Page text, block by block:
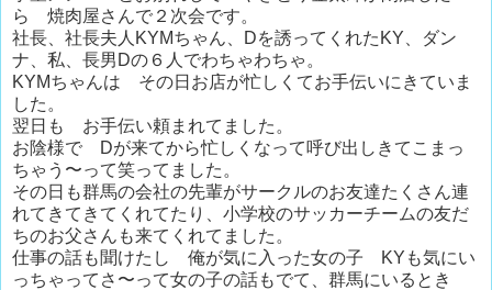
ら 焼肉屋さんで２次会です。
社長、社長夫人KYMちゃん、Dを誘ってくれたKY、ダン
ナ、私、長男Dの６人でわちゃわちゃ。
KYMちゃんは その日お店が忙しくてお手伝いにきていま
した。
翌日も お手伝い頼まれてました。
お陰様で Dが来てから忙しくなって呼び出しきてこまっ
ちゃう〜って笑ってました。
その日も群馬の会社の先輩がサークルのお友達たくさん連
れてきてきてくれてたり、小学校のサッカーチームの友だ
ちのお父さんも来てくれてました。
仕事の話も聞けたし 俺が気に入った女の子 KYも気にい
っちゃってさ〜って女の子の話もでて、群馬にいるとき